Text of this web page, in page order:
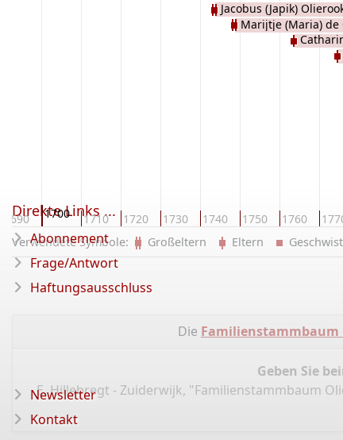
1690 1700 1710 1720 1730 1740 1750 1760
Jacobus (Japik)
Marijtje (Maria) de
Verwendete Symbole: Großeltern Eltern
Die Familienstammbaum
Geben Sie
E. Hillebregt - Zuiderwijk, "Familienstammbaum
Direkte Links ...
Abonnement
Frage/Antwort
Haftungsausschluss
Newsletter
Kontakt